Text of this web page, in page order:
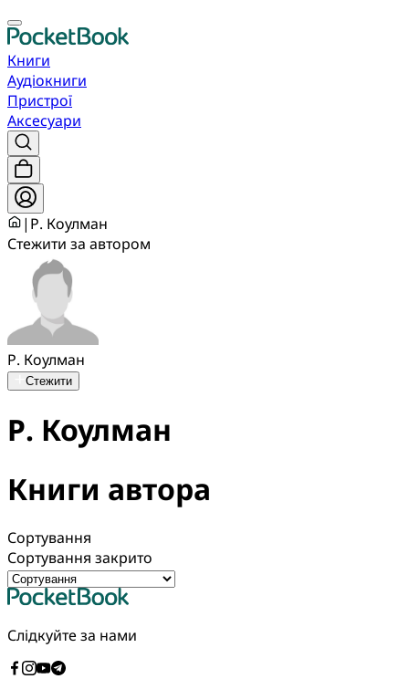
Книги
Аудіокниги
Пристрої
Аксесуари
| Р. Коулман
Стежити за автором
Р. Коулман
Стежити
Р. Коулман
Книги автора
Сортування
Сортування закрито
Слідкуйте за нами